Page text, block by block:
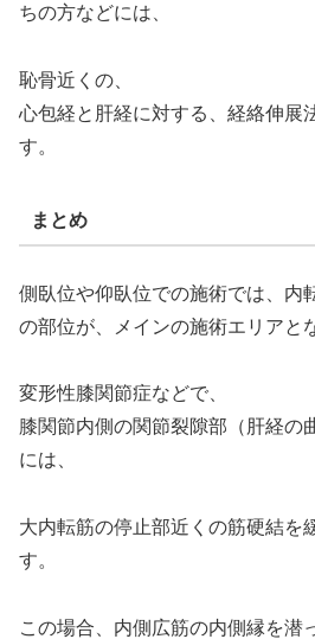
ちの方などには、
恥骨近くの、
心包経と肝経に対する、経絡伸展
す。
まとめ
側臥位や仰臥位での施術では、内
の部位が、メインの施術エリアと
変形性膝関節症などで、
膝関節内側の関節裂隙部（肝経の
には、
大内転筋の停止部近くの筋硬結を
す。
この場合、内側広筋の内側縁を潜